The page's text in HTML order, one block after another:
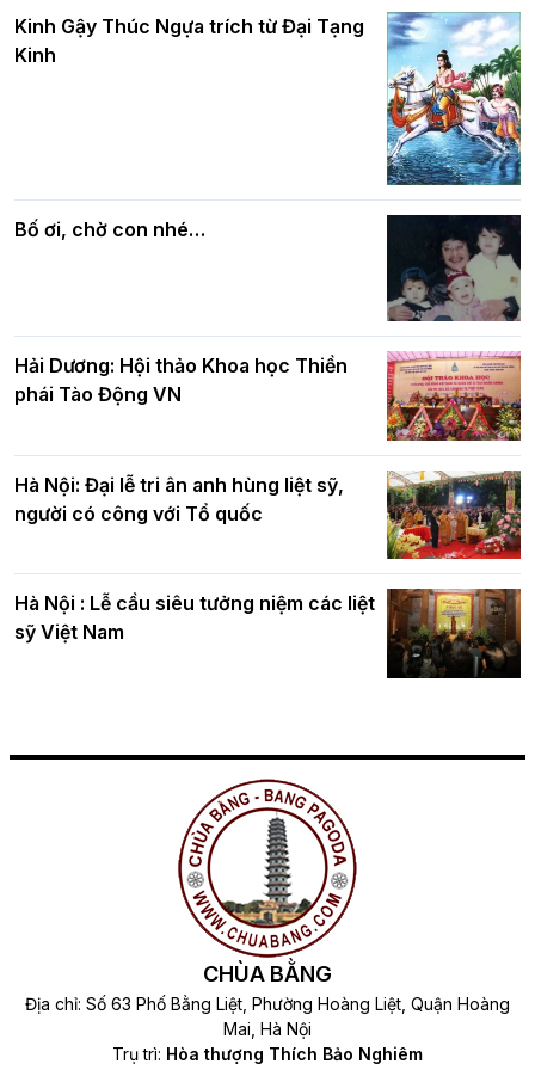
kính mừng Đại lễ Phật đản PL.2570 –
DL.2026
nhân mùa Phật đản PL.2570
và bình đẳng trong Phật giáo
Phật giáo chính tín Phần 7: Luật nhân
quả
Kinh Gậy Thúc Ngựa trích từ Đại Tạng
Kinh
Bố ơi, chờ con nhé…
Hải Dương: Hội thảo Khoa học Thiền
phái Tào Động VN
Hà Nội: Đại lễ tri ân anh hùng liệt sỹ,
người có công với Tổ quốc
Hà Nội : Lễ cầu siêu tưởng niệm các liệt
sỹ Việt Nam
CHÙA BẰNG
Địa chỉ: Số 63 Phố Bằng Liệt, Phường Hoàng Liệt, Quận Hoàng
Mai, Hà Nội
Trụ trì: Hòa thượng Thích Bảo Nghiêm